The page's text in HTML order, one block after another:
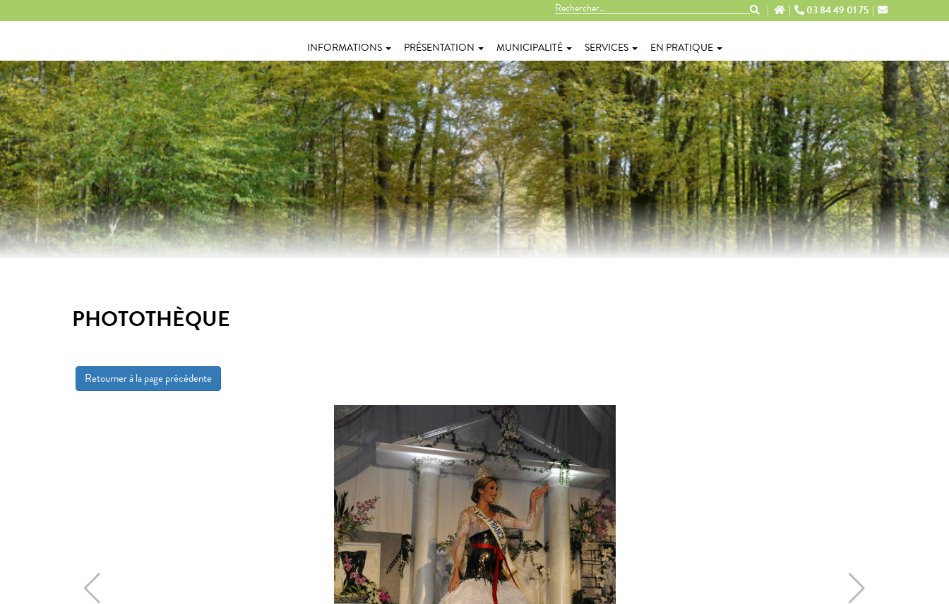
03 84 49 01 75
INFORMATIONS PRÉSENTATION MUNICIPALITÉ SERVICES EN PRATIQUE
PHOTOTHÈQUE
Retourner à la page précédente